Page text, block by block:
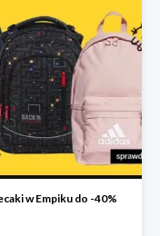
w Empiku do -40%